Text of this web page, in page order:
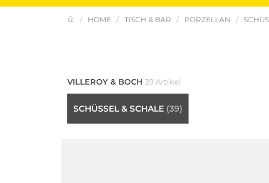
HOME TISCH & BAR PORZELLAN
VILLEROY & BOCH 39 Artikel
SCHÜSSEL & SCHALE (39)